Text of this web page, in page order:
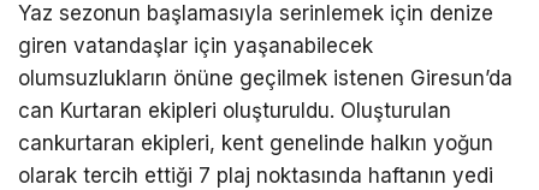
Yaz sezonun başlamasıyla serinlemek için denize
giren vatandaşlar için yaşanabilecek
olumsuzlukların önüne geçilmek istenen Giresun’da
can Kurtaran ekipleri oluşturuldu. Oluşturulan
cankurtaran ekipleri, kent genelinde halkın yoğun
olarak tercih ettiği 7 plaj noktasında haftanın yedi